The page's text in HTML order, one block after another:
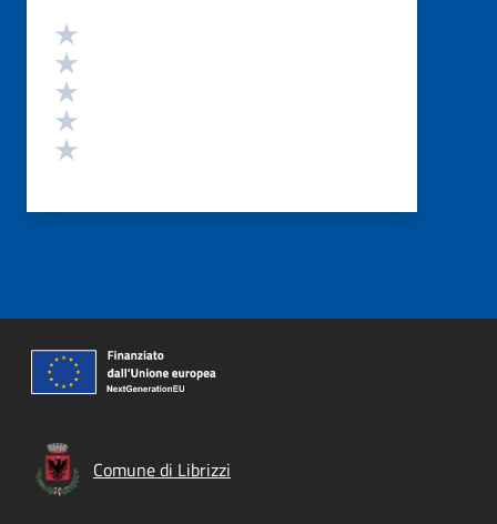
Valutazione
Comune di Librizzi